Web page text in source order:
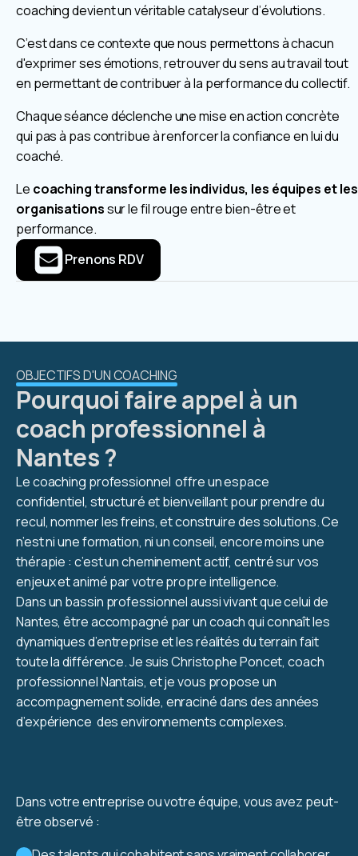
coaching devient un véritable catalyseur d’évolutions.
C’est dans ce contexte que nous permettons à chacun
d'exprimer ses émotions, retrouver du sens au travail tout
en permettant de contribuer à la performance du collectif.
Chaque séance déclenche une mise en action concrète
qui pas à pas contribue à renforcer la confiance en lui du
coaché.
Le coaching transforme les individus, les équipes et les
organisationssur le fil rouge entre bien-être et
performance.
Prenons RDV
OBJECTIFS D'UN COACHING
Pourquoi faire appel à un
coach professionnel à
Nantes ?
Le coaching professionnel offre un espace
confidentiel, structuré et bienveillant pour prendre du
recul, nommer les freins, et construire des solutions. Ce
n’est ni une formation, ni un conseil, encore moins une
thérapie : c’est un cheminement actif, centré sur vos
enjeux et animé par votre propre intelligence.
Dans un bassin professionnel aussi vivant que celui de
Nantes, être accompagné par un coach qui connaît les
dynamiques d’entreprise et les réalités du terrain fait
toute la différence. Je suis Christophe Poncet, coach
professionnel Nantais, et je vous propose un
accompagnement solide, enraciné dans des années
d’expérience des environnements complexes.
Dans votre entreprise ou votre équipe, vous avez peut-
être observé :